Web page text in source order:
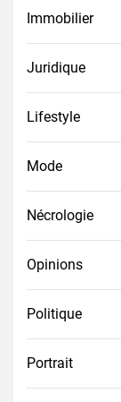
Immobilier
Juridique
Lifestyle
Mode
Nécrologie
Opinions
Politique
Portrait